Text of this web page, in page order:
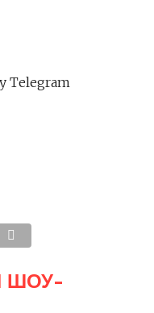
Telegram
ШОУ-